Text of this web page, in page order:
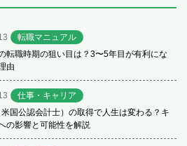
転職マニュアル
転職時期の狙い目は？3〜5年目が有利にな
由
仕事・キャリア
国公認会計士）の取得で人生は変わる？キ
の影響と可能性を解説